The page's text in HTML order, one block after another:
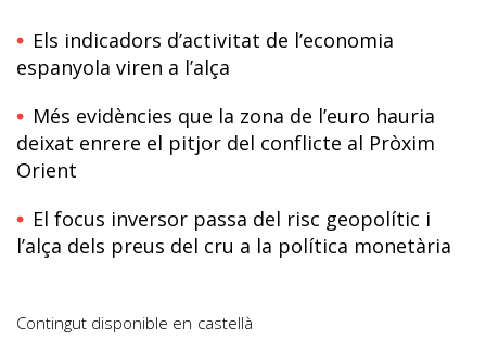
Els indicadors d’activitat de l’economia
espanyola viren a l’alça
Més evidències que la zona de l’euro hauria
deixat enrere el pitjor del conflicte al Pròxim
Orient
El focus inversor passa del risc geopolític i
l’alça dels preus del cru a la política monetària
Contingut disponible en castellà